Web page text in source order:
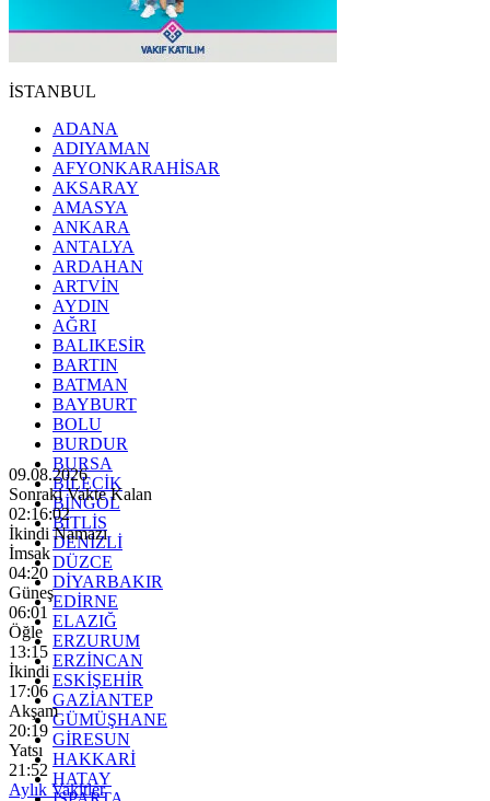
İSTANBUL
ADANA
ADIYAMAN
AFYONKARAHİSAR
AKSARAY
AMASYA
ANKARA
ANTALYA
ARDAHAN
ARTVİN
AYDIN
AĞRI
BALIKESİR
BARTIN
BATMAN
BAYBURT
BOLU
BURDUR
BURSA
BİLECİK
BİNGÖL
BİTLİS
DENİZLİ
DÜZCE
DİYARBAKIR
EDİRNE
ELAZIĞ
ERZURUM
ERZİNCAN
ESKİŞEHİR
GAZİANTEP
GÜMÜŞHANE
GİRESUN
HAKKARİ
HATAY
09.08.2026
Sonraki Vakte Kalan
02:16:01
İkindi Namazı
İmsak
04:20
Güneş
06:01
Öğle
13:15
İkindi
17:06
Akşam
20:19
Yatsı
21:52
Aylık Vakitler